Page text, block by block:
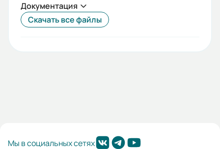
Документация
Скачать все файлы
Мы в социальных сетях